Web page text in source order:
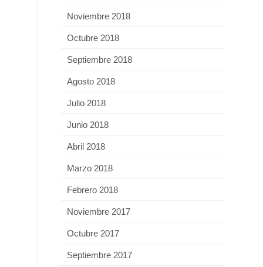
Noviembre 2018
Octubre 2018
Septiembre 2018
Agosto 2018
Julio 2018
Junio 2018
Abril 2018
Marzo 2018
Febrero 2018
Noviembre 2017
Octubre 2017
Septiembre 2017